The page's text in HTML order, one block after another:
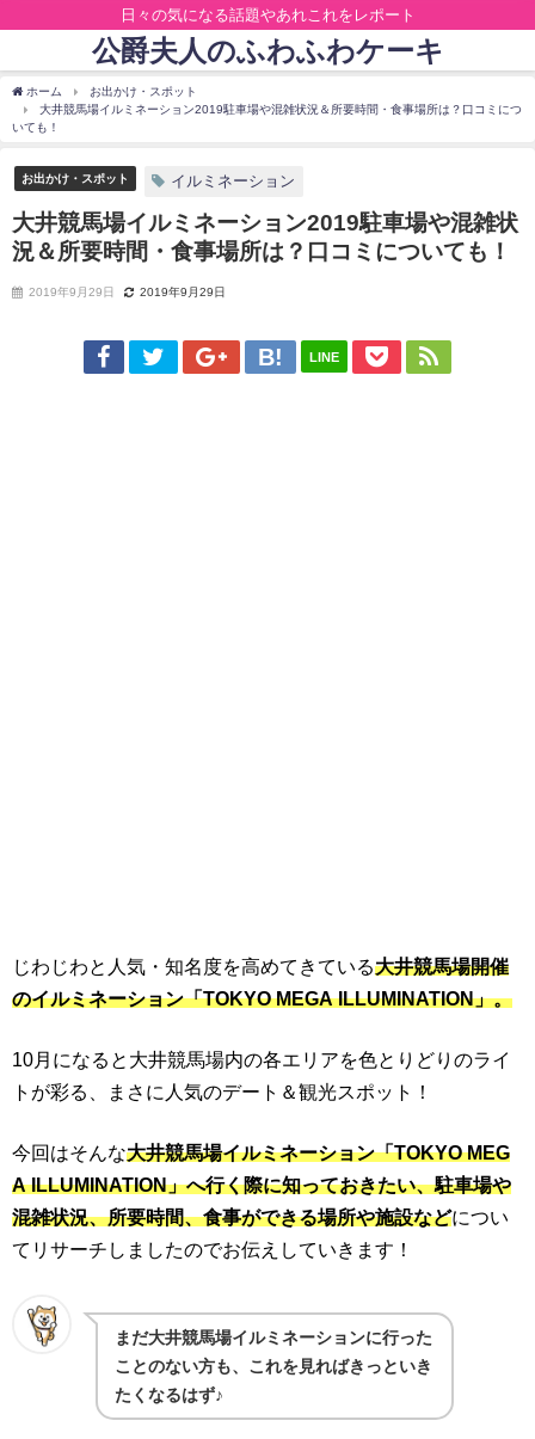
日々の気になる話題やあれこれをレポート
公爵夫人のふわふわケーキ
ホーム
お出かけ・スポット
大井競馬場イルミネーション2019駐車場や混雑状況＆所要時間・食事場所は？口コミにつ
いても！
お出かけ・スポット イルミネーション
大井競馬場イルミネーション2019駐車場や混雑状
況＆所要時間・食事場所は？口コミについても！
2019年9月29日 2019年9月29日
LINE
じわじわと人気・知名度を高めてきている大井競馬場開催
のイルミネーション「TOKYO MEGA ILLUMINATION」。
10月になると大井競馬場内の各エリアを色とりどりのライ
トが彩る、まさに人気のデート＆観光スポット！
今回はそんな大井競馬場イルミネーション「TOKYO MEG
A ILLUMINATION」へ行く際に知っておきたい、駐車場や
混雑状況、所要時間、食事ができる場所や施設などについ
てリサーチしましたのでお伝えしていきます！
まだ大井競馬場イルミネーションに行った
ことのない方も、これを見ればきっといき
たくなるはず♪